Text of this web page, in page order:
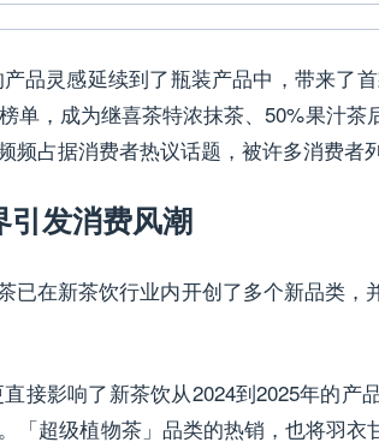
品灵感延续到了瓶装产品中，带来
，成为继喜茶特浓抹茶、50%果汁
占据消费者热议话题，被许多消费者列
引发消费风潮
已在新茶饮行业内开创了多个新品类
接影响了新茶饮从2024到2025年的产
超级植物茶」品类的热销，也将羽